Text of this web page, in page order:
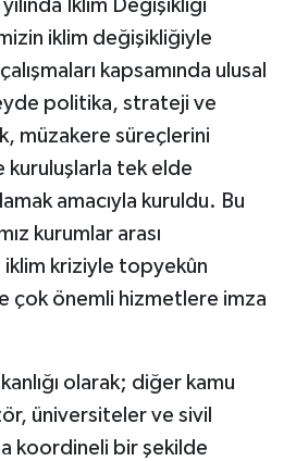
İklim Değişikliği
iklim değişikliğiyle
kapsamında ulusal
politika, strateji ve
müzakere süreçlerini
kuruluşlarla tek elde
amacıyla kuruldu. Bu
kurumlar arası
kriziyle topyekûn
çok önemli hizmetlere imza
olarak; diğer kamu
üniversiteler ve sivil
koordineli bir şekilde